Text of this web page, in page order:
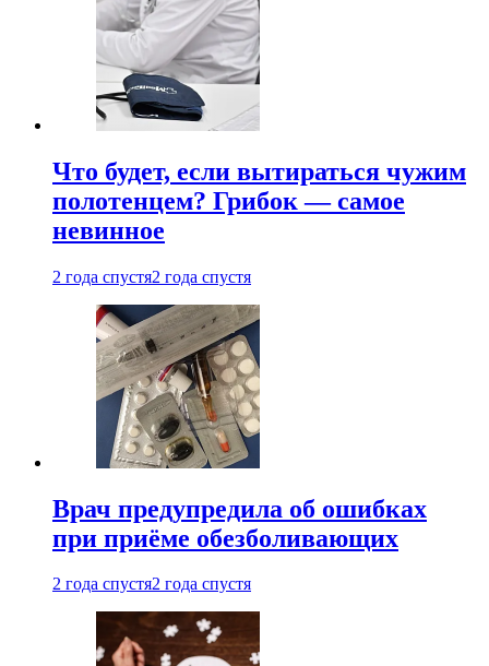
Что будет, если вытираться чужим
полотенцем? Грибок — самое
невинное
2 года спустя2 года спустя
Врач предупредила об ошибках
при приëме обезболивающих
2 года спустя2 года спустя